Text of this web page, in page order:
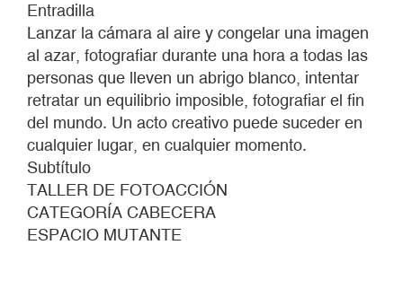
LISTOS,
¡YA!
Entradilla
Lanzar la cámara al aire y congelar una imagen
al azar, fotografiar durante una hora a todas las
personas que lleven un abrigo blanco, intentar
retratar un equilibrio imposible, fotografiar el fin
del mundo. Un acto creativo puede suceder en
cualquier lugar, en cualquier momento.
Subtítulo
TALLER DE FOTOACCIÓN
CATEGORÍA CABECERA
ESPACIO MUTANTE